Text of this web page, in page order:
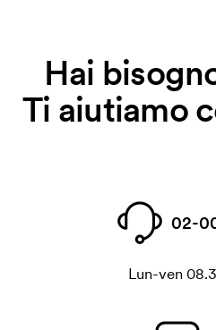
Hai
Ti aiutiamo
02-
Lun-ven